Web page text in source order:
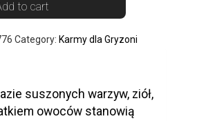
to cart
Category: Karmy dla Gryzoni
suszonych warzyw, ziół,
owoców stanowią